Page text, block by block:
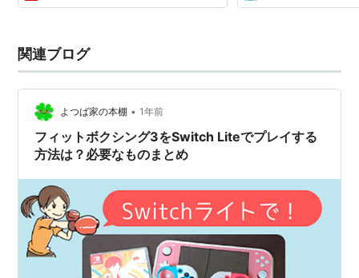
関連ブログ
よつば家の本棚 • 1年前
フィットボクシング3をSwitch Liteでプレイする
方法は？必要なものまとめ